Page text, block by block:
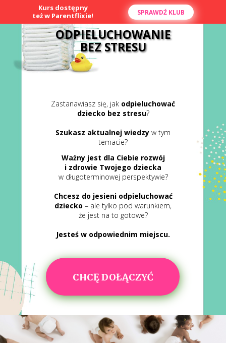
Kurs dostępny
też w Parentflixie!
SPRAWDŹ KLUB
ODPIELUCHOWANIE
BEZ STRESU
KURS ONLINE
CHCĘ DOŁĄCZYĆ
Zastanawiasz się, jak odpieluchować
dziecko bez stresu?
Szukasz aktualnej wiedzy w tym
temacie?
Ważny jest dla Ciebie rozwój
i zdrowie Twojego dziecka
w długoterminowej perspektywie?
Chcesz do jesieni odpieluchować
dziecko – ale tylko pod warunkiem,
że jest na to gotowe?
Jesteś w odpowiednim miejscu.